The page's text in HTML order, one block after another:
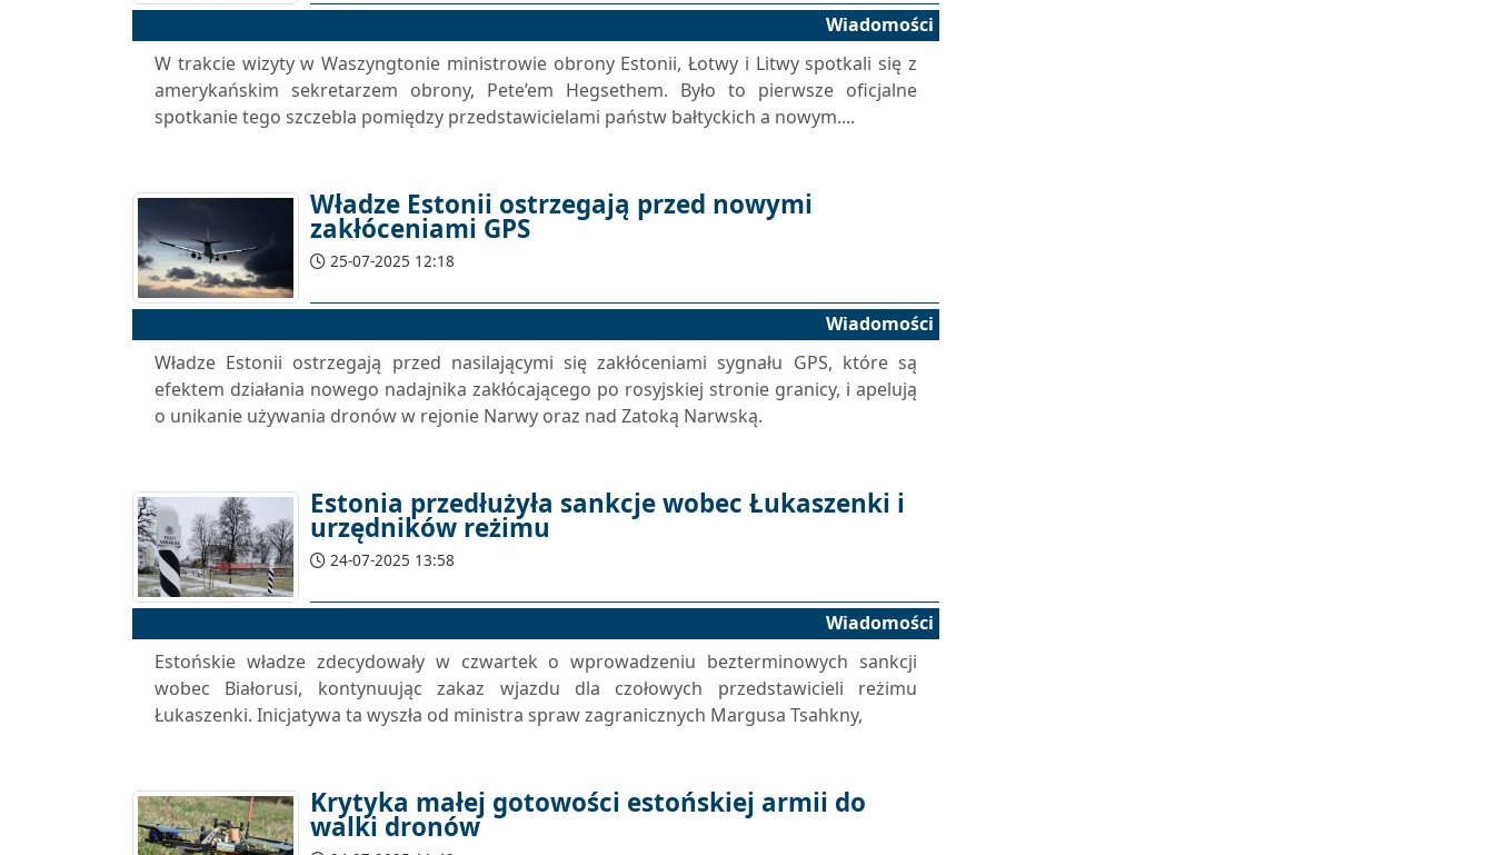
Wiadomości
W trakcie wizyty w Waszyngtonie ministrowie obrony Estonii, Łotwy i Litwy spotkali się z
amerykańskim sekretarzem obrony, Pete’em Hegsethem. Było to pierwsze oficjalne
spotkanie tego szczebla pomiędzy przedstawicielami państw bałtyckich a nowym....
Władze Estonii ostrzegają przed nowymi
zakłóceniami GPS
25-07-2025 12:18
Wiadomości
Władze Estonii ostrzegają przed nasilającymi się zakłóceniami sygnału GPS, które są
efektem działania nowego nadajnika zakłócającego po rosyjskiej stronie granicy, i apelują
o unikanie używania dronów w rejonie Narwy oraz nad Zatoką Narwską.
Estonia przedłużyła sankcje wobec Łukaszenki i
urzędników reżimu
24-07-2025 13:58
Wiadomości
Estońskie władze zdecydowały w czwartek o wprowadzeniu bezterminowych sankcji
wobec Białorusi, kontynuując zakaz wjazdu dla czołowych przedstawicieli reżimu
Łukaszenki. Inicjatywa ta wyszła od ministra spraw zagranicznych Margusa Tsahkny,
Krytyka małej gotowości estońskiej armii do
walki dronów